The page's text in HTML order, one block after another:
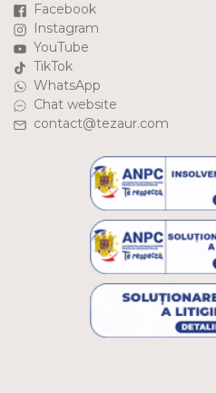
Facebook
Instagram
YouTube
TikTok
WhatsApp
Chat website
contact@tezaur.com